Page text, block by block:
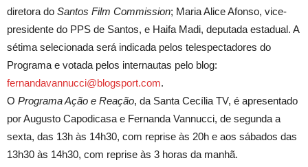
diretora do Santos Film Commission; Maria Alice Afonso, vice-
presidente do PPS de Santos, e Haifa Madi, deputada estadual. A
sétima selecionada será indicada pelos telespectadores do
Programa e votada pelos internautas pelo blog:
fernandavannucci@blogsport.com.
O Programa Ação e Reação, da Santa Cecília TV, é apresentado
por Augusto Capodicasa e Fernanda Vannucci, de segunda a
sexta, das 13h às 14h30, com reprise às 20h e aos sábados das
13h30 às 14h30, com reprise às 3 horas da manhã.